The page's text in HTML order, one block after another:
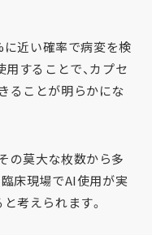
近い確率で病変を検
することで、カプセ
ることが明らかにな
の莫大な枚数から多
床現場でAI使用が実
考えられます。